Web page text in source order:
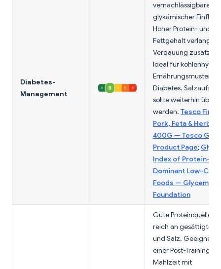
Diabetes-
Management
vernachlässigbarer
glykämischer Einfluss.
Hoher Protein- und
Fettgehalt
Verdauung
Ideal für
Ernährungsmuster bei
Diabetes.
sollte weiterhin
werden. Tesco Fire
Pork, Feta & Herb
400G — Tesco
Product Page;
Index of Protein-
Dominant Low-Carb
Foods — Glycemic
Foundation
Gute Proteinquelle,
reich an gesättigten
und Salz. Geeignet
einer Post-Training-
Mahlzeit mit